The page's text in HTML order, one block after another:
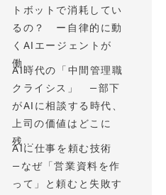
トボットで消耗してい
るの？ ー自律的に動
くAIエージェントが
働...
AI時代の「中間管理職
クライシス」 —部下
がAIに相談する時代、
上司の価値はどこに
残...
AIに仕事を頼む技術
—なぜ「営業資料を作
って」と頼むと失敗す